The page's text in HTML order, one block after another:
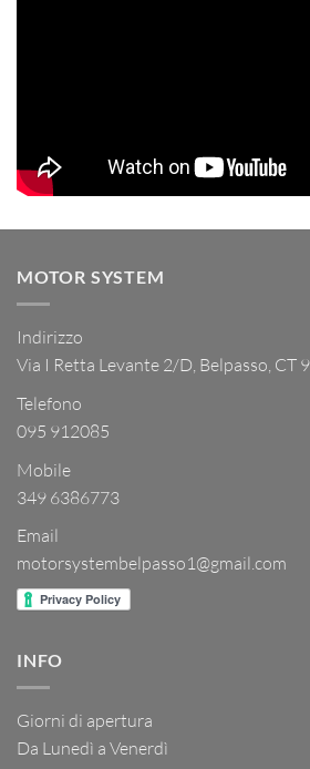
MOTOR SYSTEM
Indirizzo
Via I Retta Levante 2/D, Belpasso, CT
Telefono
095 912085
Mobile
349 6386773
Email
motorsystembelpasso1@gmail.com
INFO
Giorni di apertura
Da Lunedì a Venerdì